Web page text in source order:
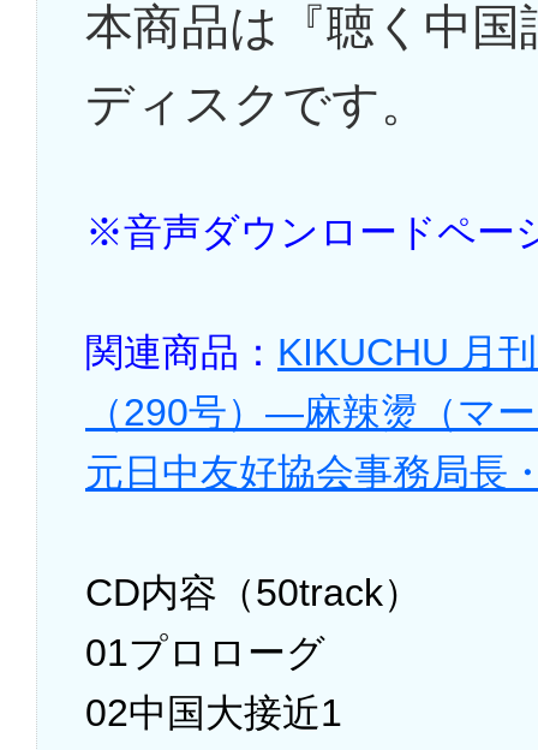
本商品は『聴く中
ディスクです。
※音声ダウンロードペー
関連商品： KIKUCHU 月
（290号）―麻辣燙（マ
元日中友好協会事務局長
CD内容（50track）
01プロローグ
02中国大接近1